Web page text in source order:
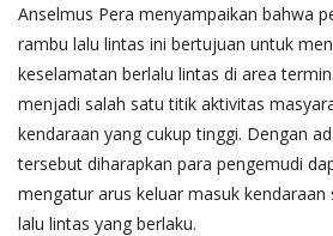
Anselmus Pera menyampaikan bahwa
rambu lalu lintas ini bertujuan untuk
keselamatan berlalu lintas di area
menjadi salah satu titik aktivitas
kendaraan yang cukup tinggi. Dengan
tersebut diharapkan para pengemudi
mengatur arus keluar masuk
lalu lintas yang berlaku.